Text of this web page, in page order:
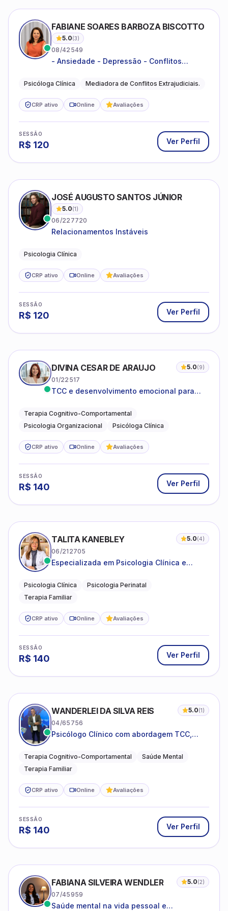
FABIANE SOARES BARBOZA BISCOTTO
5.0(3)
08/42549
- Ansiedade - Depressão - Conflitos
relacionamentos - Autoestima -
Psicóloga Clínica Mediadora de Conflitos Extrajudiciais.
CRP ativo Online Avaliações
SESSÃO
R$ 120 Ver Perfil
JOSÉ AUGUSTO SANTOS JÚNIOR
5.0(1)
06/227720
Relacionamentos Instáveis
Psicologia Clínica
CRP ativo Online Avaliações
SESSÃO
R$ 120 Ver Perfil
DIVINA CESAR DE ARAUJO 5.0(9)
01/22517
TCC e desenvolvimento emocional para
Terapia Cognitivo-Comportamental
Psicologia Organizacional
Psicóloga Clínica
CRP ativo Online Avaliações
SESSÃO
R$ 140 Ver Perfil
TALITA KANEBLEY 5.0(4)
06/212705
Especializada em Psicologia Clínica e
famílias
Psicologia Clínica
Psicologia Perinatal
Terapia Familiar
CRP ativo Online Avaliações
SESSÃO
R$ 140 Ver Perfil
WANDERLEI DA SILVA REIS 5.0(1)
04/65756
Psicólogo Clínico com abordagem TCC,
sistêmica
Terapia Cognitivo-Comportamental
Saúde Mental
Terapia Familiar
CRP ativo Online Avaliações
SESSÃO
R$ 140 Ver Perfil
FABIANA SILVEIRA WENDLER 5.0(2)
07/45959
Saúde mental na vida pessoal e